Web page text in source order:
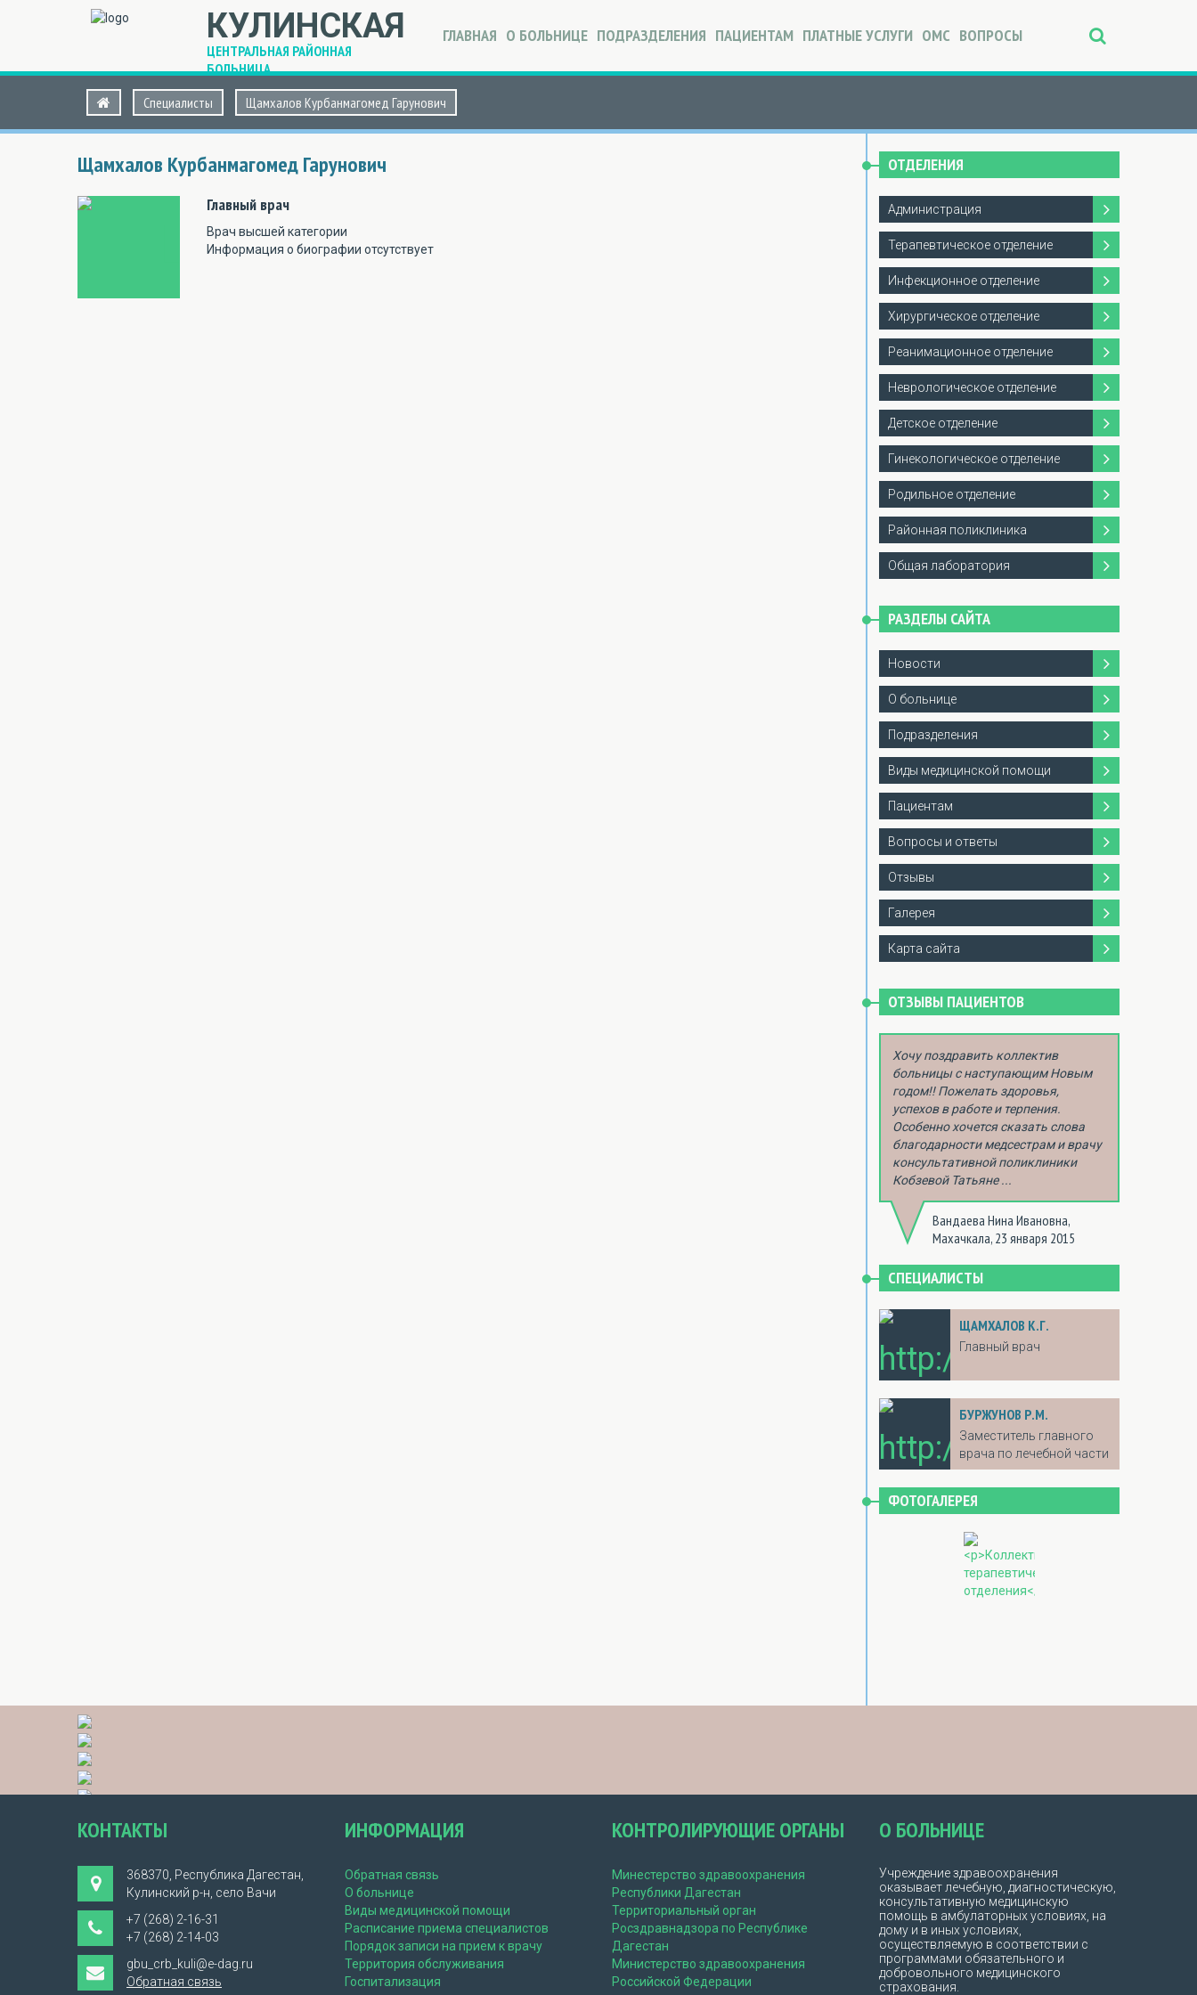
КУЛИНСКАЯ
ЦЕНТРАЛЬНАЯ РАЙОННАЯ
БОЛЬНИЦА
ГЛАВНАЯ О БОЛЬНИЦЕ ПОДРАЗДЕЛЕНИЯ ПАЦИЕНТАМ ПЛАТНЫЕ УСЛУГИ ОМС ВОПРОСЫ
ОТЗЫВЫ
Специалисты Щамхалов Курбанмагомед Гарунович
Щамхалов Курбанмагомед Гарунович
Главный врач
Врач высшей категории
Информация о биографии отсутствует
ОТДЕЛЕНИЯ
Администрация
Терапевтическое отделение
Инфекционное отделение
Хирургическое отделение
Реанимационное отделение
Неврологическое отделение
Детское отделение
Гинекологическое отделение
Родильное отделение
Районная поликлиника
Общая лаборатория
РАЗДЕЛЫ САЙТА
Новости
О больнице
Подразделения
Виды медицинской помощи
Пациентам
Вопросы и ответы
Отзывы
Галерея
Карта сайта
ОТЗЫВЫ ПАЦИЕНТОВ
Хочу поздравить коллектив
больницы с наступающим Новым
годом!! Пожелать здоровья,
успехов в работе и терпения.
Особенно хочется сказать слова
благодарности медсестрам и врачу
консультативной поликлиники
Кобзевой Татьяне ...
Вандаева Нина Ивановна,
Махачкала, 23 января 2015
СПЕЦИАЛИСТЫ
ЩАМХАЛОВ К.Г.
Главный врач
БУРЖУНОВ Р.М.
Заместитель главного
врача по лечебной части
ФОТОГАЛЕРЕЯ
КОНТАКТЫ
368370, Республика Дагестан,
Кулинский р-н, село Вачи
+7 (268) 2-16-31
+7 (268) 2-14-03
gbu_crb_kuli@e-dag.ru
Обратная связь
ИНФОРМАЦИЯ
Обратная связь
О больнице
Виды медицинской помощи
Расписание приема специалистов
Порядок записи на прием к врачу
Территория обслуживания
Госпитализация
КОНТРОЛИРУЮЩИЕ ОРГАНЫ
Минестерство здравоохранения
Республики Дагестан
Территориальный орган
Росздравнадзора по Республике
Дагестан
Министерство здравоохранения
Российской Федерации
О БОЛЬНИЦЕ
Учреждение здравоохранения
оказывает лечебную, диагностическую,
консультативную медицинскую
помощь в амбулаторных условиях, на
дому и в иных условиях,
осуществляемую в соответствии с
программами обязательного и
добровольного медицинского
страхования.